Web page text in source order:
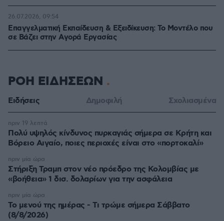
Επαγγελματική Εκπαίδευση & Εξειδίκευση: Το Mοντέλο που
σε Bάζει στην Aγορά Eργασίας
26.07.2026, 09:54
ΡΟΗ ΕΙΔΗΣΕΩΝ
Ειδήσεις Δημοφιλή Σχολιασμένα
Πολύ υψηλός κίνδυνος πυρκαγιάς σήμερα σε Κρήτη και
Βόρειο Αιγαίο, ποιες περιοχές είναι στο «πορτοκαλί»
πριν 19 λεπτά
Στήριξη Τραμπ στον νέο πρόεδρο της Κολομβίας με
«βοήθεια» 1 δισ. δολαρίων για την ασφάλεια
πριν μία ώρα
Το μενού της ημέρας - Τι τρώμε σήμερα Σάββατο
(8/8/2026)
πριν μία ώρα